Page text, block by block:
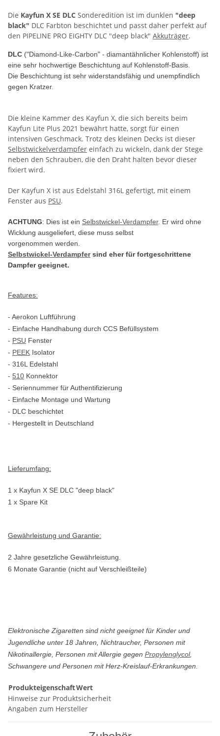
Die Kayfun X SE DLC Sonderedition ist im dunklen "deep
black" DLC Farbton beschichtet und passt daher perfekt auf
den PIPELINE PRO EIGHTY DLC "deep black" Akkuträger.
DLC ("Diamond-Like-Carbon" - diamantähnlicher Kohlenstoff) ist
eine sehr hochwertige Beschichtung auf Kohlenstoff-Basis.
Die Beschichtung ist sehr widerstandsfähig und unempfindlich
gegen Kratzer.
Die kleine Kammer des Kayfun X, die sich bereits beim
Kayfun Lite Plus 2021 bewährt hatte, sorgt für einen
intensiven Geschmack. Trotz des kleinen Decks ist dieser
Selbstwickelverdampfer einfach zu wickeln, dank der Stege
neben den Schrauben, die den Draht halten bevor dieser
fixiert wird.
Der Kayfun X ist aus Edelstahl 316L gefertigt, mit einem
Fenster aus PSU.
ACHTUNG: Dies ist ein Selbstwickel-Verdampfer. Er wird ohne
Wicklung ausgeliefert, diese muss selbst
vorgenommen werden.
Selbstwickel-Verdampfersind eher für fortgeschrittene
Dampfer geeignet.
Features:
- Aerokon Luftführung
- Einfache Handhabung durch CCS Befüllsystem
- PSU Fenster
- PEEK Isolator
- 316L Edelstahl
- 510 Konnektor
- Seriennummer für Authentifizierung
- Einfache Montage und Wartung
- DLC beschichtet
- Hergestellt in Deutschland
Lieferumfang:
1 x Kayfun X SE DLC "deep black"
1 x Spare Kit
Gewährleistung und Garantie:
2 Jahre gesetzliche Gewährleistung.
6 Monate Garantie (nicht auf Verschleißteile)
Elektronische Zigaretten sind nicht geeignet für Kinder und
Jugendliche unter 18 Jahren, Nichtraucher, Personen mit
Nikotinallergie, Personen mit Allergie gegen Propylenglycol,
Schwangere und Personen mit Herz-Kreislauf-Erkrankungen.
ProdukteigenschaftWert
Hinweise zur Produktsicherheit
Angaben zum Hersteller